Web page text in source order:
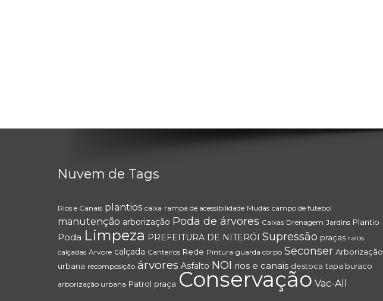
Nuvem de Tags
Rios e Canais plantios caixa rampa de acessibilidade Mudas campo de futebol
manutenção arborização Poda de árvores Caixas Drenagem Jardins Plantio
Poda Limpeza PREFEITURA DE NITERÓI Supressão praças ralos
calçadas Árvore calçada Canteiros Rede Pintura guarda corpo Seconser Arborização
urbana recomposição árvores Asfalto NOI rios e canais destoca tapa buraco
arborização urbana Patrol praça Conservação Vac-All